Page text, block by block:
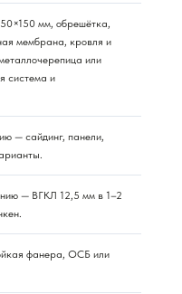
мм, обрешётка,
мембрана, кровля и
или
система и
— сайдинг, панели,
— ВГКЛ 12,5 мм в 1–2
фанера, ОСБ или